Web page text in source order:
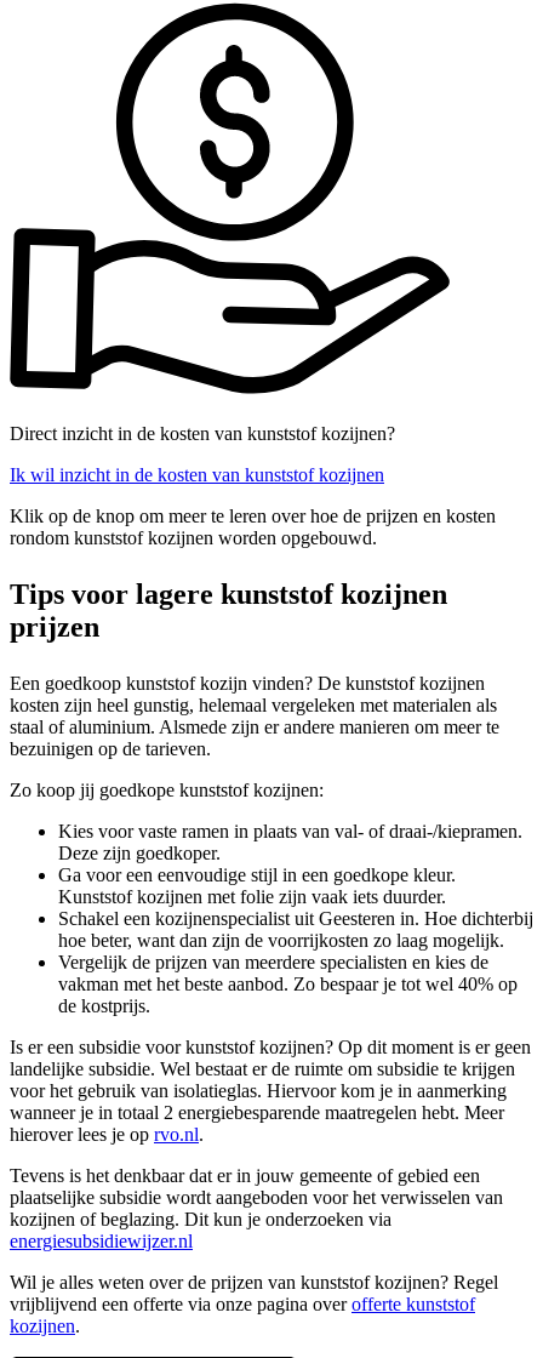
Direct inzicht in de kosten van kunststof kozijnen?
Ik wil inzicht in de kosten van kunststof kozijnen
Klik op de knop om meer te leren over hoe de prijzen en kosten
rondom kunststof kozijnen worden opgebouwd.
Tips voor lagere kunststof kozijnen
prijzen
Een goedkoop kunststof kozijn vinden? De kunststof kozijnen
kosten zijn heel gunstig, helemaal vergeleken met materialen als
staal of aluminium. Alsmede zijn er andere manieren om meer te
bezuinigen op de tarieven.
Zo koop jij goedkope kunststof kozijnen:
Kies voor vaste ramen in plaats van val- of draai-/kiepramen.
Deze zijn goedkoper.
Ga voor een eenvoudige stijl in een goedkope kleur.
Kunststof kozijnen met folie zijn vaak iets duurder.
Schakel een kozijnenspecialist uit Geesteren in. Hoe dichterbij
hoe beter, want dan zijn de voorrijkosten zo laag mogelijk.
Vergelijk de prijzen van meerdere specialisten en kies de
vakman met het beste aanbod. Zo bespaar je tot wel 40% op
de kostprijs.
Is er een subsidie voor kunststof kozijnen? Op dit moment is er geen
landelijke subsidie. Wel bestaat er de ruimte om subsidie te krijgen
voor het gebruik van isolatieglas. Hiervoor kom je in aanmerking
wanneer je in totaal 2 energiebesparende maatregelen hebt. Meer
hierover lees je op rvo.nl.
Tevens is het denkbaar dat er in jouw gemeente of gebied een
plaatselijke subsidie wordt aangeboden voor het verwisselen van
kozijnen of beglazing. Dit kun je onderzoeken via
energiesubsidiewijzer.nl
Wil je alles weten over de prijzen van kunststof kozijnen? Regel
vrijblijvend een offerte via onze pagina overofferte kunststof
kozijnen.